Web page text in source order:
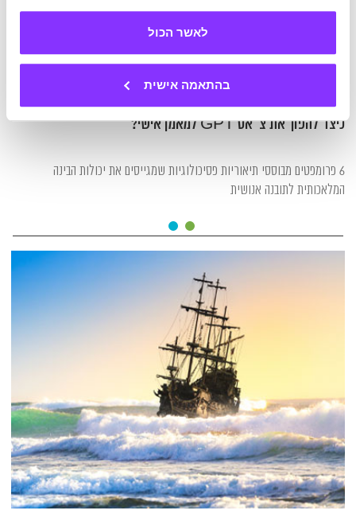
לאשר הכול
בהתאמה אישית
24-02-2025
כיצד להפוך את צ׳אט GPT למאמן אישי?
6 פרומפטים מבוססי תיאוריות פסיכולוגיות שמגייסים את יכולות הבינה
המלאכותית לתובנה אנושית